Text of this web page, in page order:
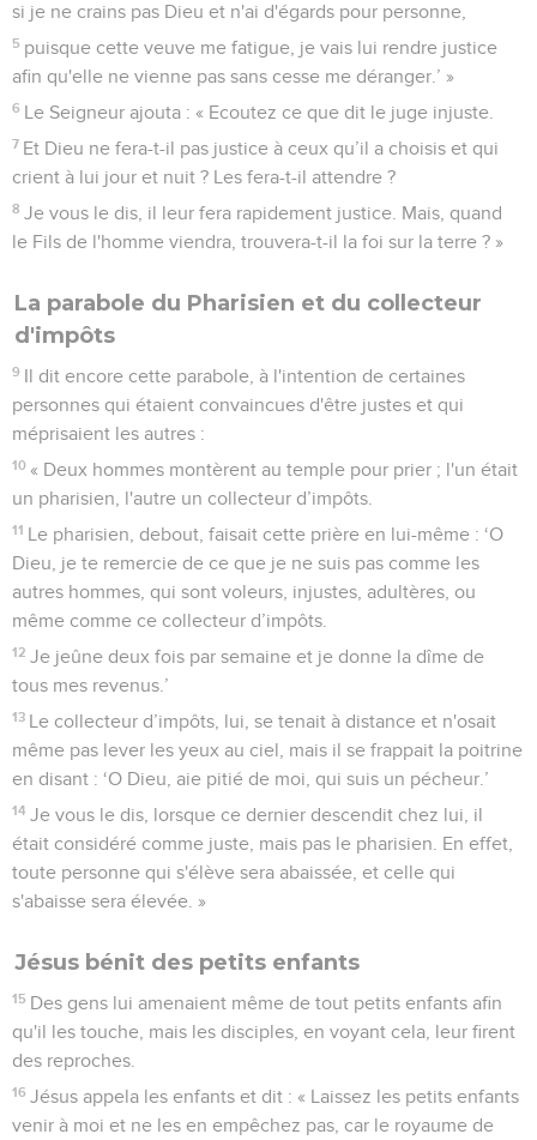
si je ne crains pas Dieu et n'ai d'égards pour personne,
5 puisque cette veuve me fatigue, je vais lui rendre justice
afin qu'elle ne vienne pas sans cesse me déranger.’ »
6 Le Seigneur ajouta : « Ecoutez ce que dit le juge injuste.
7 Et Dieu ne fera-t-il pas justice à ceux qu’il a choisis et qui
crient à lui jour et nuit ? Les fera-t-il attendre ?
8 Je vous le dis, il leur fera rapidement justice. Mais, quand
le Fils de l'homme viendra, trouvera-t-il la foi sur la terre ? »
La parabole du Pharisien et du collecteur
d'impôts
9 Il dit encore cette parabole, à l'intention de certaines
personnes qui étaient convaincues d'être justes et qui
méprisaient les autres :
10 « Deux hommes montèrent au temple pour prier ; l'un était
un pharisien, l'autre un collecteur d’impôts.
11 Le pharisien, debout, faisait cette prière en lui-même : ‘O
Dieu, je te remercie de ce que je ne suis pas comme les
autres hommes, qui sont voleurs, injustes, adultères, ou
même comme ce collecteur d’impôts.
12 Je jeûne deux fois par semaine et je donne la dîme de
tous mes revenus.’
13 Le collecteur d’impôts, lui, se tenait à distance et n'osait
même pas lever les yeux au ciel, mais il se frappait la poitrine
en disant : ‘O Dieu, aie pitié de moi, qui suis un pécheur.’
14 Je vous le dis, lorsque ce dernier descendit chez lui, il
était considéré comme juste, mais pas le pharisien. En effet,
toute personne qui s'élève sera abaissée, et celle qui
s'abaisse sera élevée. »
Jésus bénit des petits enfants
15 Des gens lui amenaient même de tout petits enfants afin
qu'il les touche, mais les disciples, en voyant cela, leur firent
des reproches.
16 Jésus appela les enfants et dit : « Laissez les petits enfants
venir à moi et ne les en empêchez pas, car le royaume de